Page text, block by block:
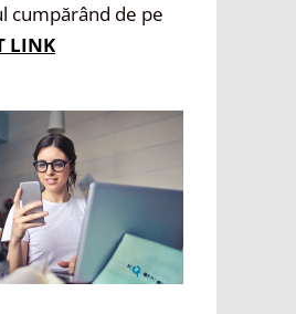
cumpărând de pe
LINK